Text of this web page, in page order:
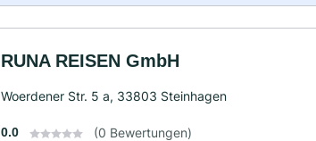
RUNA REISEN GmbH
Woerdener Str. 5 a, 33803 Steinhagen
0.0 (0 Bewertungen)